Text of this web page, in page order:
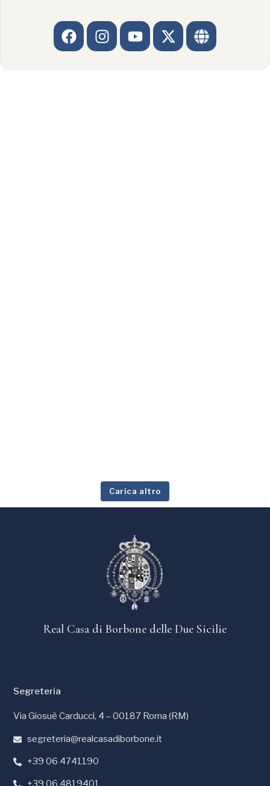
Carica altro
Real Casa di Borbone delle Due Sicilie
Segreteria
Via Giosuè Carducci, 4 – 00187 Roma (RM)
segreteria@realcasadiborbone.it
+39 06 4741190
+39 06 4819401